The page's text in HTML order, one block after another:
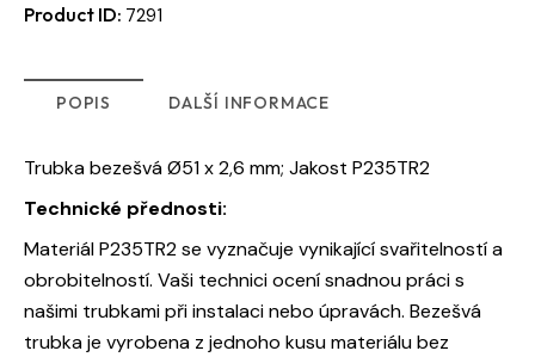
Product ID: 7291
POPIS DALŠÍ INFORMACE
Trubka bezešvá Ø51 x 2,6 mm; Jakost P235TR2
Technické přednosti:
Materiál P235TR2 se vyznačuje vynikající svařitelností a
obrobitelností. Vaši technici ocení snadnou práci s
našimi trubkami při instalaci nebo úpravách. Bezešvá
trubka je vyrobena z jednoho kusu materiálu bez